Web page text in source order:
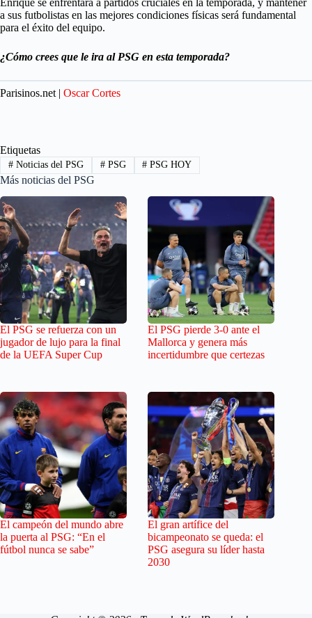
Enrique se enfrentará a partidos cruciales en la temporada, y mantener
a sus futbolistas en las mejores condiciones físicas será fundamental
para el éxito del equipo.
¿Cómo crees que le ira al PSG en esta temporada?
Parisinos.net | Oscar Cortes
Etiquetas
#Noticias del PSG #PSG # PSG HOY
Más noticias del PSG
El PSG se refuerza con un
jugador de lujo para la final
de la UEFA Super Cup
El PSG pierde 3-0 ante el
Mallorca y genera más
incertidumbre que certezas
El campeón del mundo abre
la puerta al PSG: “En el
fútbol nunca se sabe”
El gran artífice del
bicampeonato se queda: el
PSG asegura su líder hasta
2030